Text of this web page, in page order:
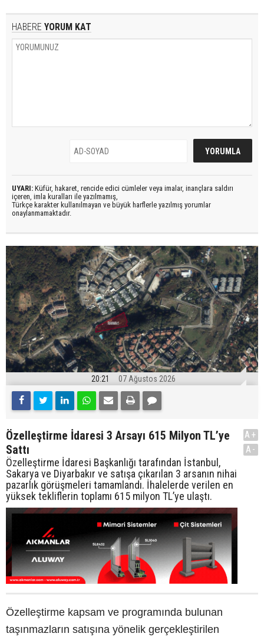
HABERE YORUM KAT
UYARI: Küfür, hakaret, rencide edici cümleler veya imalar, inançlara saldırı
içeren, imla kuralları ile yazılmamış,
Türkçe karakter kullanılmayan ve büyük harflerle yazılmış yorumlar
onaylanmamaktadır.
20:21 07 Ağustos 2026
Özelleştirme İdaresi 3 Arsayı 615 Milyon TL’ye
Sattı
Özelleştirme İdaresi Başkanlığı tarafından İstanbul,
Sakarya ve Diyarbakır ve satışa çıkarılan 3 arsanın nihai
pazarlık görüşmeleri tamamlandı. İhalelerde verilen en
yüksek tekliflerin toplamı 615 milyon TL’ye ulaştı.
A+
A-
Özelleştirme kapsam ve programında bulunan
taşınmazların satışına yönelik gerçekleştirilen